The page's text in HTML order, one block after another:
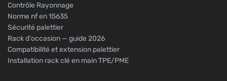
Contrôle Rayonnage
Norme nf en 15635
Sécurité palettier
Rack d'occasion — guide 2026
Compatibilité et extension palettier
Installation rack clé en main TPE/PME